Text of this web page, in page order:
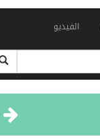
الفيديو